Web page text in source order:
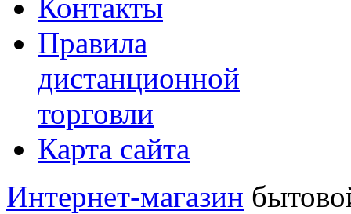
Контакты
Правила
дистанционной
торговли
Карта сайта
Интернет-магазин